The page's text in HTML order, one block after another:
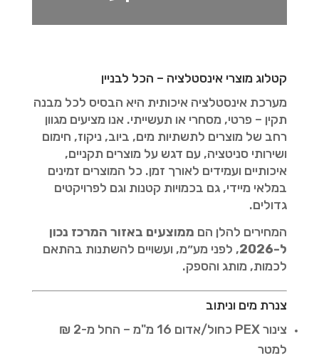
קטלוג מוצרי אינסטלציה – הכל לבניין
מערכת אינסטלציה איכותית היא הבסיס לכל מבנה
תקין – פרטי, מסחרי או תעשייתי. אנו מציעים מגוון
רחב של מוצרים לתשתיות מים, ביוב, ניקוז, חימום
ושירותי סניטציה, עם דגש על מוצרים תקניים,
איכותיים ועמידים לאורך זמן. כל המוצרים זמינים
במלאי מיידי, גם בכמויות קטנות וגם לפרויקטים
גדולים.
המחירים להלן הם ממוצעים באזור המרכז נכון
ל-2026
, לפני מע״מ, ועשויים להשתנות בהתאם
לכמות, מותג והספק.
צנרת מים וניתוב
צינור PEX כחול/אדום 16 מ"מ – החל מ-2 ₪
למטר